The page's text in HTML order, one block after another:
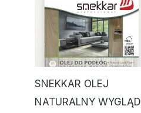
SNEKKAR OLEJ
NATURALNY WYGLĄD